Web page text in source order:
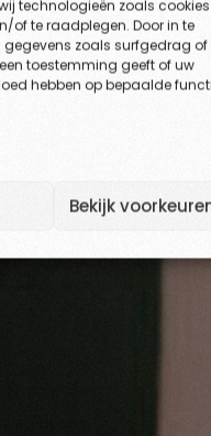
technologieën zoals cookies
of te raadplegen. Door in te
zoals surfgedrag of
toestemming geeft of uw
hebben op bepaalde
Bekijk